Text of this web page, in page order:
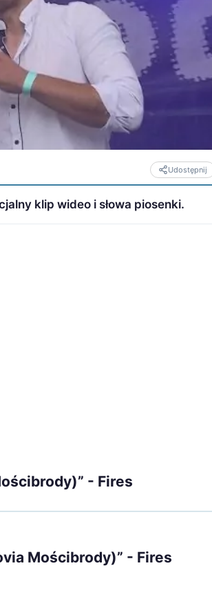
Udostępnij
klip wideo i słowa piosenki.
- Fires
Mościbrody)” - Fires